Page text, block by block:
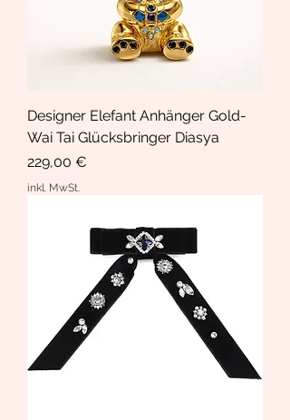
Designer Elefant Anhänger Gold-
Wai Tai Glücksbringer Diasya
Preis
229,00 €
inkl. MwSt.